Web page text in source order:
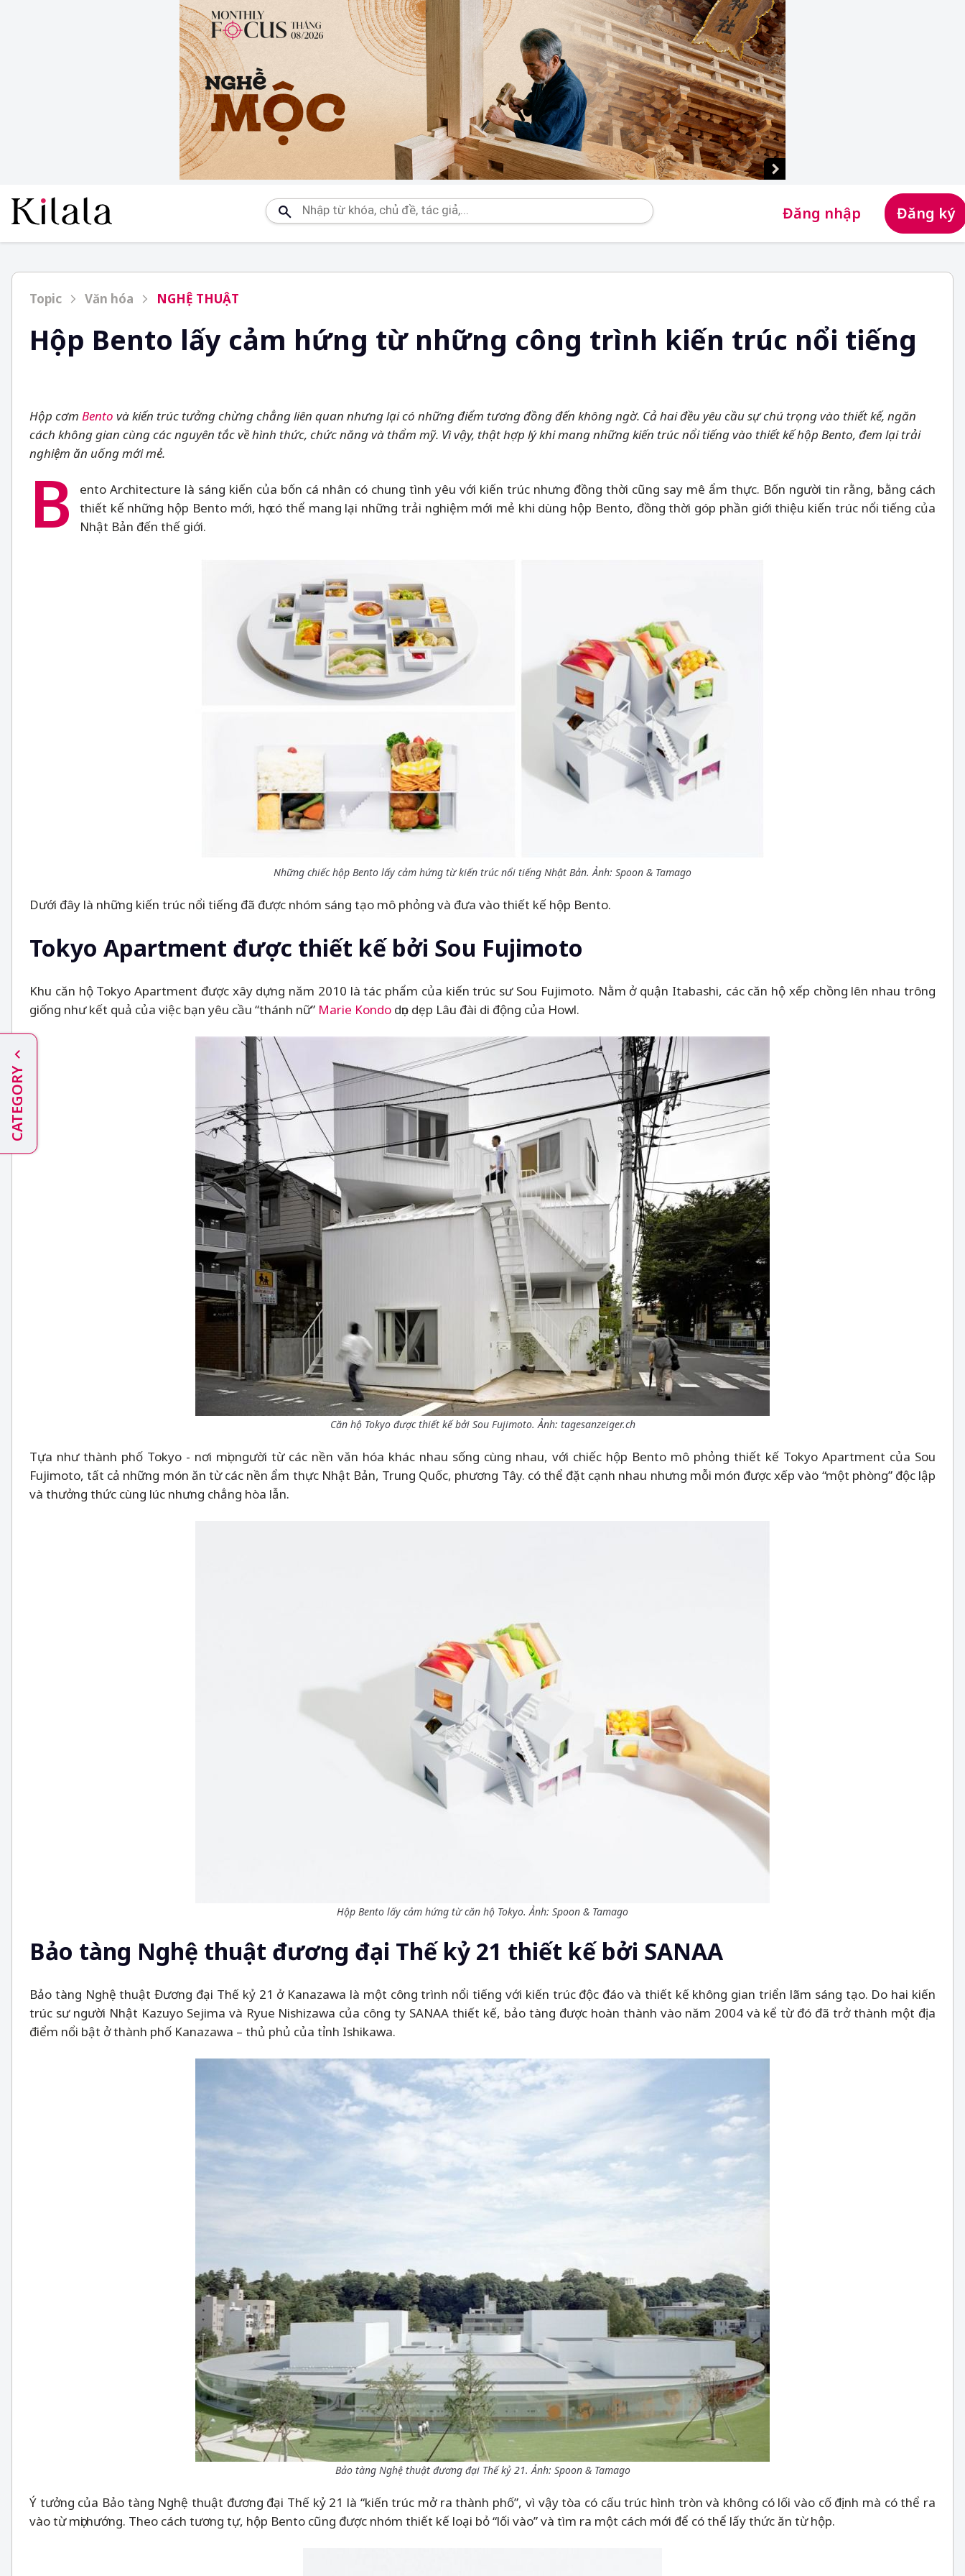
Đăng nhập Đăng ký
Topic Văn hóa NGHỆ THUẬT
Hộp Bento lấy cảm hứng từ những công trình kiến trúc nổi tiếng
Hộp cơm Bento và kiến trúc tưởng chừng chẳng liên quan nhưng lại có những điểm tương đồng đến không ngờ. Cả hai đều yêu cầu sự chú trọng vào thiết kế, ngăn
cách không gian cùng các nguyên tắc về hình thức, chức năng và thẩm mỹ. Vì vậy, thật hợp lý khi mang những kiến trúc nổi tiếng vào thiết kế hộp Bento, đem lại trải
nghiệm ăn uống mới mẻ.
B
ento Architecture là sáng kiến của bốn cá nhân có chung tình yêu với kiến trúc nhưng đồng thời cũng say mê ẩm thực. Bốn người tin rằng, bằng cách
thiết kế những hộp Bento mới, họ có thể mang lại những trải nghiệm mới mẻ khi dùng hộp Bento, đồng thời góp phần giới thiệu kiến trúc nổi tiếng của
Nhật Bản đến thế giới.
Những chiếc hộp Bento lấy cảm hứng từ kiến trúc nổi tiếng Nhật Bản. Ảnh: Spoon & Tamago
Dưới đây là những kiến trúc nổi tiếng đã được nhóm sáng tạo mô phỏng và đưa vào thiết kế hộp Bento.
Tokyo Apartment được thiết kế bởi Sou Fujimoto
Khu căn hộ Tokyo Apartment được xây dựng năm 2010 là tác phẩm của kiến trúc sư Sou Fujimoto. Nằm ở quận Itabashi, các căn hộ xếp chồng lên nhau trông
giống như kết quả của việc bạn yêu cầu “thánh nữ” Marie Kondo dọn dẹp Lâu đài di động của Howl.
Căn hộ Tokyo được thiết kế bởi Sou Fujimoto. Ảnh: tagesanzeiger.ch
Tựa như thành phố Tokyo - nơi mọi người từ các nền văn hóa khác nhau sống cùng nhau, với chiếc hộp Bento mô phỏng thiết kế Tokyo Apartment của Sou
Fujimoto, tất cả những món ăn từ các nền ẩm thực Nhật Bản, Trung Quốc, phương Tây. có thể đặt cạnh nhau nhưng mỗi món được xếp vào “một phòng” độc lập
và thưởng thức cùng lúc nhưng chẳng hòa lẫn.
Hộp Bento lấy cảm hứng từ căn hộ Tokyo. Ảnh: Spoon & Tamago
Bảo tàng Nghệ thuật đương đại Thế kỷ 21 thiết kế bởi SANAA
Bảo tàng Nghệ thuật Đương đại Thế kỷ 21 ở Kanazawa là một công trình nổi tiếng với kiến trúc độc đáo và thiết kế không gian triển lãm sáng tạo. Do hai kiến
trúc sư người Nhật Kazuyo Sejima và Ryue Nishizawa của công ty SANAA thiết kế, bảo tàng được hoàn thành vào năm 2004 và kể từ đó đã trở thành một địa
điểm nổi bật ở thành phố Kanazawa – thủ phủ của tỉnh Ishikawa.
Bảo tàng Nghệ thuật đương đại Thế kỷ 21. Ảnh: Spoon & Tamago
Ý tưởng của Bảo tàng Nghệ thuật đương đại Thế kỷ 21 là “kiến trúc mở ra thành phố”, vì vậy tòa có cấu trúc hình tròn và không có lối vào cố định mà có thể ra
vào từ mọi hướng. Theo cách tương tự, hộp Bento cũng được nhóm thiết kế loại bỏ “lối vào” và tìm ra một cách mới để có thể lấy thức ăn từ hộp.
CATEGORY